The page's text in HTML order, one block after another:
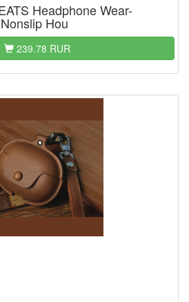
Headphone Wear-
Hou
239.78 RUR